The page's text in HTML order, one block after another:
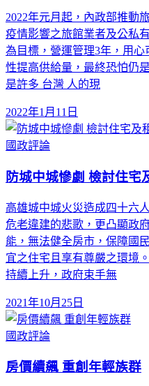
2022年元月起，內政部推動
疫情影響之旅館業者及公私
為目標，營運管理3年，用
性提高供給量，最終恐怕仍
是許多 台灣 人的現
2022年1月11日
國政評論
防城中城慘劇 檢討住宅
高雄城中城火災造成四十六
危老違建的悲歌，更凸顯政
能，無法健全房市，保障國
宜之住宅且享有尊嚴之環境
持續上升，政府束手無
2021年10月25日
國政評論
房價續飆 重創年輕族群